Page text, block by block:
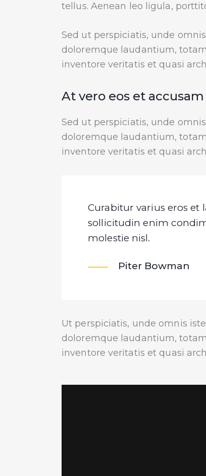
tellus. Aenean leo ligula,
Sed ut perspiciatis, unde
doloremque laudantium,
inventore veritatis et quasi
At vero eos et accusam
Sed ut perspiciatis, unde
doloremque laudantium,
inventore veritatis et quasi
Curabitur varius eros et
sollicitudin enim
molestie nisl.
Piter Bowman
Ut perspiciatis, unde omnis
doloremque laudantium,
inventore veritatis et quasi